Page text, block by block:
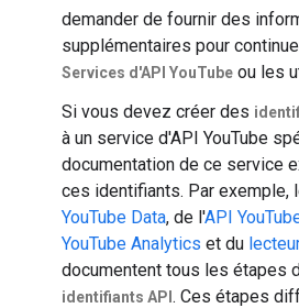
demander de fournir des
supplémentaires pour
Services d'API YouTube ou les
Si vous devez créer des
à un service d'API YouTube
documentation de ce service
ces identifiants. Par exemple,
YouTube Data, de l'API
YouTube Analytics et du
documentent tous les étapes
identifiants API . Ces étapes